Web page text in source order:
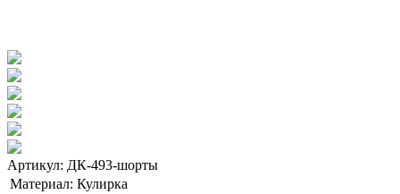
Артикул: ДК-493-шорты
Материал: Кулирка